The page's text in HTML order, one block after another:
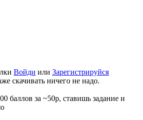
Войди или Зарегистрируйся
скачивать ничего не надо.
баллов за ~50р, ставишь задание и